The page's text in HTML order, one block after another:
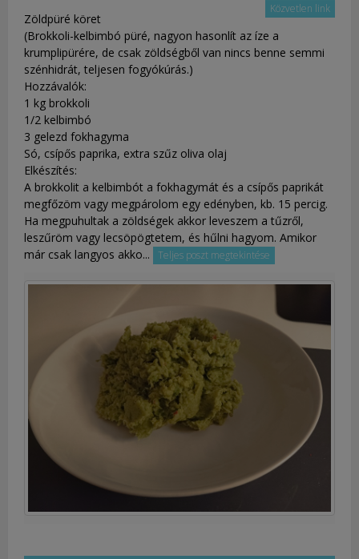
Közvetlen link
Zöldpüré köret
(Brokkoli-kelbimbó püré, nagyon hasonlít az íze a
krumplipürére, de csak zöldségből van nincs benne semmi
szénhidrát, teljesen fogyókúrás.)
Hozzávalók:
1 kg brokkoli
1/2 kelbimbó
3 gelezd fokhagyma
Só, csípős paprika, extra szűz oliva olaj
Elkészítés:
A brokkolit a kelbimbót a fokhagymát és a csípős paprikát
megfőzöm vagy megpárolom egy edényben, kb. 15 percig.
Ha megpuhultak a zöldségek akkor leveszem a tűzről,
leszűröm vagy lecsöpögtetem, és hűlni hagyom. Amikor
már csak langyos akko...
Teljes poszt megtekintése